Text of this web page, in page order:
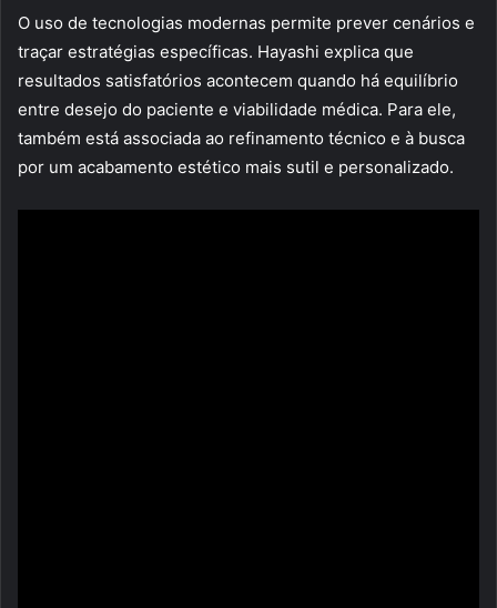
O uso de tecnologias modernas permite prever cenários e
traçar estratégias específicas. Hayashi explica que
resultados satisfatórios acontecem quando há equilíbrio
entre desejo do paciente e viabilidade médica. Para ele,
também está associada ao refinamento técnico e à busca
por um acabamento estético mais sutil e personalizado.